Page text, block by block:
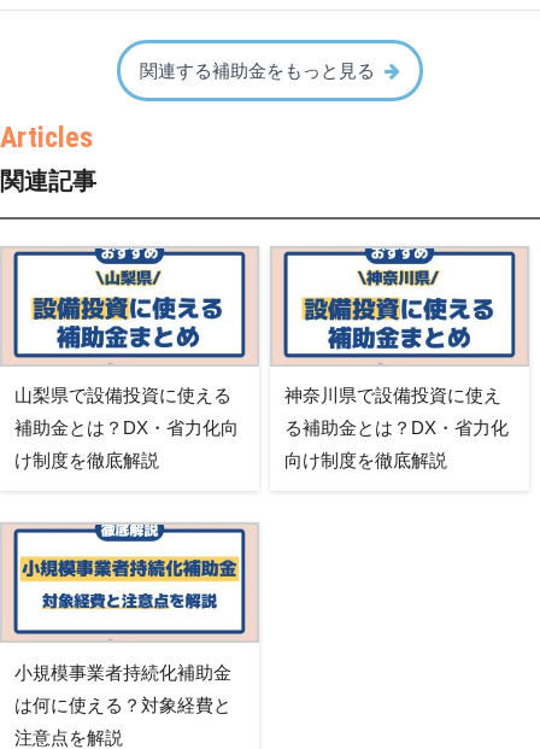
関連する補助金をもっと見る
関連記事
山梨県で設備投資に使える
補助金とは？DX・省力化向
け制度を徹底解説
神奈川県で設備投資に使え
る補助金とは？DX・省力化
向け制度を徹底解説
小規模事業者持続化補助金
は何に使える？対象経費と
注意点を解説